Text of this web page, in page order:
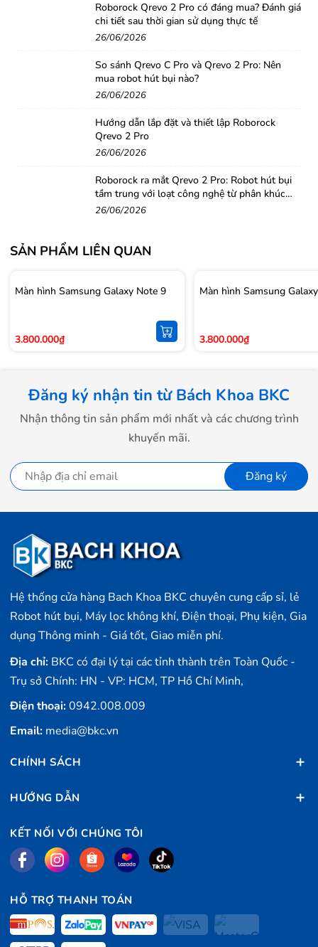
Roborock Qrevo 2 Pro có đáng mua? Đánh giá
chi tiết sau thời gian sử dụng thực tế
26/06/2026
So sánh Qrevo C Pro và Qrevo 2 Pro: Nên
mua robot hút bụi nào?
26/06/2026
Hướng dẫn lắp đặt và thiết lập Roborock
Qrevo 2 Pro
26/06/2026
Roborock ra mắt Qrevo 2 Pro: Robot hút bụi
tầm trung với loạt công nghệ từ phân khúc
cao cấp
26/06/2026
SẢN PHẨM LIÊN QUAN
Màn hình Samsung Galaxy Note 9
3.800.000₫
Màn hình Samsung
3.800.000₫
Đăng ký nhận tin từ Bách Khoa BKC
Nhận thông tin sản phẩm mới nhất và các chương trình
khuyến mãi.
Đăng ký
Hệ thống cửa hàng Bach Khoa BKC chuyên cung cấp sỉ, lẻ
Robot hút bụi, Máy lọc không khí, Điện thoại, Phụ kiện, Gia
dụng Thông minh - Giá tốt, Giao miễn phí.
Địa chỉ: BKC có đại lý tại các tỉnh thành trên Toàn Quốc -
Trụ sở Chính: HN - VP: HCM, TP Hồ Chí Minh,
Điện thoại:0942.008.009
Email: media@bkc.vn
CHÍNH SÁCH
HƯỚNG DẪN
KẾT NỐI VỚI CHÚNG TÔI
HỖ TRỢ THANH TOÁN